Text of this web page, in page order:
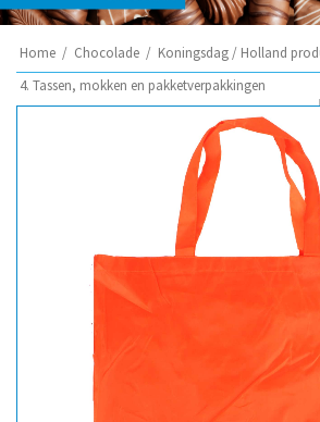
Home / Chocolade / Koningsdag / Holland
4. Tassen, mokken en pakketverpakkingen
Sort by